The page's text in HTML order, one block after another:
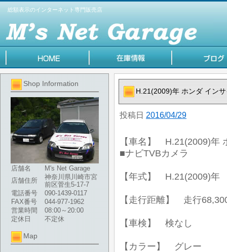
総額表示のインターネット専門販売店
Shop Information
店舗名
M's Net Garage
店舗住所
神奈川県川崎市宮
前区菅生5-17-7
電話番号
090-1439-0117
FAX番号
044-977-1962
営業時間
08:00～20:00
定休日
不定休
Map
H.21(2009)年 ホンダ イン
投稿日 2016/04/29
【車名】 H.21(2009)年
■ナビTVBカメラ
【年式】 H.21(2009)年
【走行距離】 走行
【車検】 検なし
【カラー】 グレー